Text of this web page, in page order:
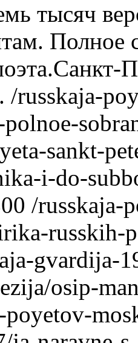
тысяч
Полное
/russkaja-
polnoe-
sankt-
i-do-
/russkaja-
russkih-
gvardija-
osip-